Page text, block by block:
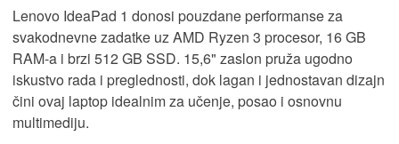
Lenovo IdeaPad 1 donosi pouzdane performanse za
svakodnevne zadatke uz AMD Ryzen 3 procesor, 16 GB
RAM-a i brzi 512 GB SSD. 15,6" zaslon pruža ugodno
iskustvo rada i preglednosti, dok lagan i jednostavan dizajn
čini ovaj laptop idealnim za učenje, posao i osnovnu
multimediju.